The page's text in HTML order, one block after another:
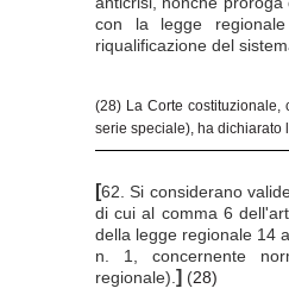
con la legge
riqualificazione del
(28) La Corte costituzionale,
serie speciale), ha dichiarato
[62. Si considerano
di cui al comma 6
della legge regionale 14
n. 1, concernente
regionale).] (28)